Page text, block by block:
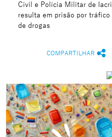
Civil e Polícia Militar de Iacri
resulta em prisão por tráfico
de drogas
COMPARTILHAR